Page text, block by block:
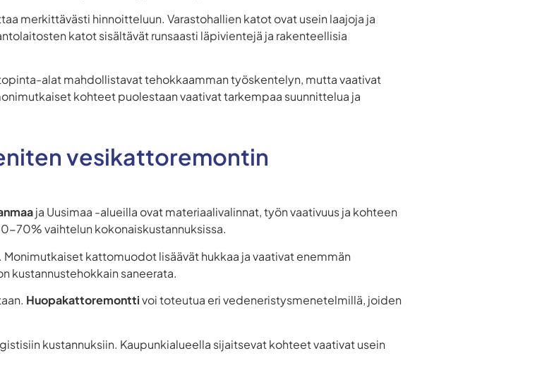
merkittävästi hinnoitteluun. Varastohallien katot ovat usein laajoja ja
katot sisältävät runsaasti läpivientejä ja rakenteellisia
alat mahdollistavat tehokkaamman työskentelyn, mutta vaativat
kohteet puolestaan vaativat tarkempaa suunnittelua ja
vesikattoremontin
ja Uusimaa -alueilla ovat materiaalivalinnat, työn vaativuus ja kohteen
70% vaihtelun kokonaiskustannuksissa.
kattomuodot lisäävät hukkaa ja vaativat enemmän
kustannustehokkain saneerata.
Huopakattoremonttivoi toteutua eri vedeneristysmenetelmillä, joiden
kustannuksiin. Kaupunkialueella sijaitsevat kohteet vaativat usein